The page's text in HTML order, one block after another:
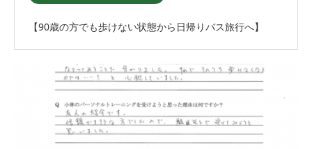
【90歳の方でも歩けない状態から日帰りバス旅行へ】